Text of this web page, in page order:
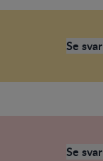
Se svar
Se svar